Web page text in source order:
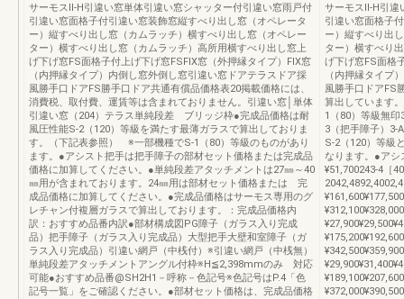
サーモスⅡ-H引違い窓単体引違い窓シャッター付引違い窓雨戸付
引違い窓面格子付引違い窓装飾窓縦すべり出し窓（オペレータ
ー）縦すべり出し窓（カムラッチ）横すべり出し窓（オペレー
ター）横すべり出し窓（カムラッチ）高所用横すべり出し窓上
げ下げ窓FS面格子付上げ下げ窓FSFIX窓（外押縁タイプ）FIX窓
（内押縁タイプ）内倒し窓外倒し窓引違い窓ドアテラスドア採
風勝手口ドアFS勝手口ドア共通有償品価格表20掲載価格には、
消費税、取付費、運賃等は含まれておりません。引違い窓│単体
引違い窓（204）テラス単純段差 ブリッジ枠●完成品価格は耐
風圧性能S-2（120）等級を満たす最薄ガラスで算出しておりま
す。（下記表参照） ※一部機種でS-1（80）等級のものがあり
ます。●アシスト把手は把手障子の部材セット価格または完成品
価格に加算してください。●単純段差アタッチメントは27㎜～40
㎜用が含まれております。24㎜用は部材セット価格または 完
成品価格に加算してください。●完成品価格はサーモス専用のグ
レチャン付複層ガラスで算出しております。：完成品価格内
訳：おすすめ品番内訳●部材構成図PG障子（ガラス入り完成
品）把手障子（ガラス入り完成品）大型把手大壁和室障子（ガ
ラス入り完成品）引違い網戸（中桟付）※引違い網戸（中桟無）
単純段差アタッチメントアングル付枠※H≦2,398mmのみ 対応
可能●おすすめ品番@SH2H1－呼称－色記号※色記号はP.4「色
記号一覧」をご確認ください。●部材セット価格は、完成品価格
サーモスⅡ-H引違
引違い窓面格子
ー）縦すべり出
ター）横すべり
げ下げ窓FS面格
（内押縁タイプ
風勝手口ドアFS
算出しています
1（80）等級無
3（把手障子）
S-2（120）等級
なります。●アシ
¥51,700243-4［